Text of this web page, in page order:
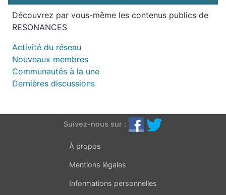
Découvrez par vous-même les contenus publics de
RESONANCES
Activité du réseau
Nouveaux membres
Communautés à la une
Dernières discussions
Suivez-nous sur :
À propos
Mentions légales
Informations personnelles